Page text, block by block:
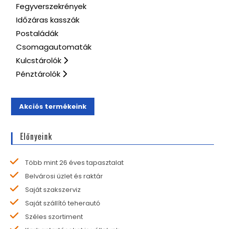
Fegyverszekrények
Időzáras kasszák
Postaládák
Csomagautomaták
Kulcstárolók
Pénztárolók
Akciós termékeink
Előnyeink
Több mint 26 éves tapasztalat
Belvárosi üzlet és raktár
Saját szakszerviz
Saját szállító teherautó
Széles szortiment